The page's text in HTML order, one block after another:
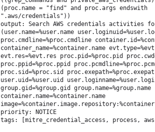
(proc.name = "find" and proc.args endswith
".aws/credentials"))
output: Search AWS credentials activities
(user.name=%user.name
proc.cmdline=%proc.cmdline
container_name=%container.name
evt.res=%evt.res proc.pid=%proc.pid
proc.ppid=%proc.ppid
proc.sid=%proc.sid
user.uid=%user.uid
group.gid=%group.gid group.name=%group.name
container.name=%container.name
priority: NOTICE
tags: [mitre_credential_access, process,